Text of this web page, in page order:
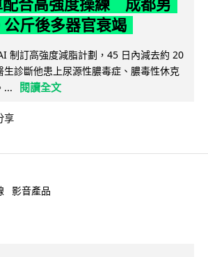
配合高強度操練 成都男
斤後多器官衰竭
制訂高強度減脂計劃，45 日內減去約 20
生診斷他患上尿源性膿毒症、膿毒性休克
...
閱讀全文
享
影音產品